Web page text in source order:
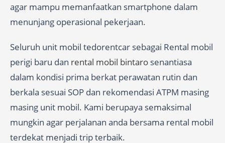
agar mampu memanfaatkan smartphone dalam
menunjang operasional pekerjaan.
Seluruh unit mobil tedorentcar sebagai Rental mobil
perigi baru dan rental mobil bintaro senantiasa
dalam kondisi prima berkat perawatan rutin dan
berkala sesuai SOP dan rekomendasi ATPM masing
masing unit mobil. Kami berupaya semaksimal
mungkin agar perjalanan anda bersama rental mobil
terdekat menjadi trip terbaik.